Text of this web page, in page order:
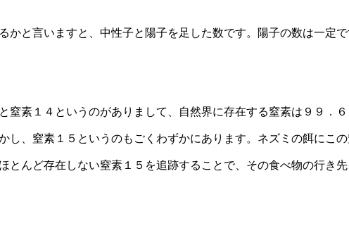
かと言いますと、中性子と陽子を足した数です。陽子の数は一定
窒素１４というのがありまして、自然界に存在する窒素は９９．
し、窒素１５というのもごくわずかにあります。ネズミの餌にこ
とんど存在しない窒素１５を追跡することで、その食べ物の行き